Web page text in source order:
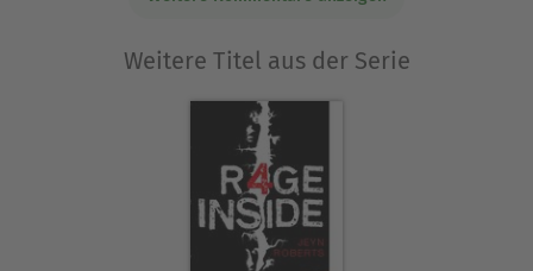
Weitere Titel aus der Serie